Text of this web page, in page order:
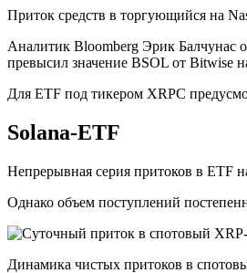
Приток средств в торгующийся на
Аналитик Bloomberg Эрик Балчунас
превысил значение BSOL от Bitwise
Для ETF под тикером XRPC
Solana-ETF
Непрерывная серия притоков в ETF
Однако объем поступлений
Динамика чистых притоков в